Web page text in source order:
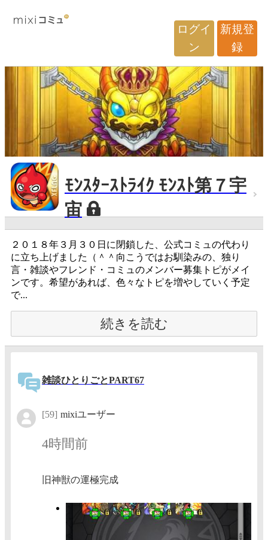
ログイ
ン
新規登
録
ﾓﾝｽﾀｰｽﾄﾗｲｸ ﾓﾝｽﾄ第７宇
宙
２０１８年３月３０日に閉鎖した、公式コミュの代わり
に立ち上げました（＾＾向こうではお馴染みの、独り
言・雑談やフレンド・コミュのメンバー募集トピがメイ
ンです。希望があれば、色々なトピを増やしていく予定
で...
続きを読む
雑談ひとりごとPART67
[59] mixiユーザー
4時間前
旧神獣の運極完成